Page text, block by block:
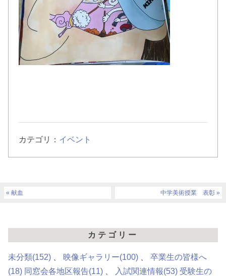
カテゴリ： イベント
献血 中学美術授業 表彰
カテゴリー
未分類(152) 映像ギャラリー(100)
卒業生の皆様へ
(18) 同窓会各地区報告(11) 入試関連情報(53) 受験生の